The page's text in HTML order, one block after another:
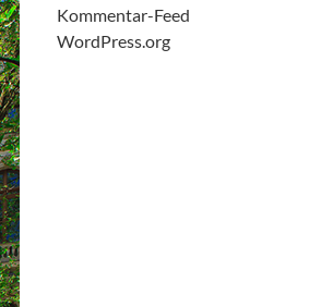
Kommentar-Feed
WordPress.org